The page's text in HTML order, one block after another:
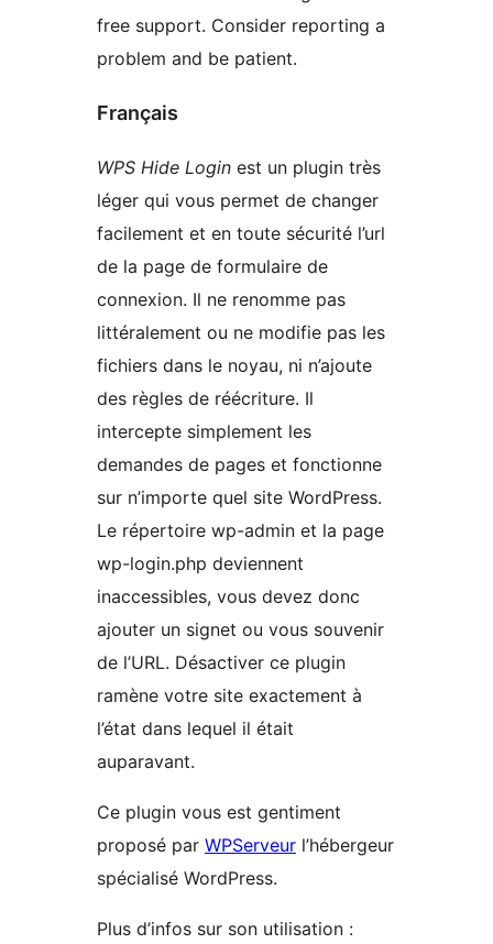
free support. Consider reporting a
problem and be patient.
Français
WPS Hide Login est un plugin très
léger qui vous permet de changer
facilement et en toute sécurité l’url
de la page de formulaire de
connexion. Il ne renomme pas
littéralement ou ne modifie pas les
fichiers dans le noyau, ni n’ajoute
des règles de réécriture. Il
intercepte simplement les
demandes de pages et fonctionne
sur n’importe quel site WordPress.
Le répertoire wp-admin et la page
wp-login.php deviennent
inaccessibles, vous devez donc
ajouter un signet ou vous souvenir
de l’URL. Désactiver ce plugin
ramène votre site exactement à
l’état dans lequel il était
auparavant.
Ce plugin vous est gentiment
proposé par WPServeur l’hébergeur
spécialisé WordPress.
Plus d’infos sur son utilisation :